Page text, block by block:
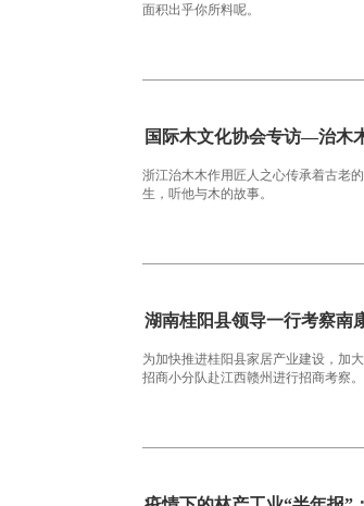
面积出乎你所料呢。
国际木文化协会专访—治木
浙江治木木作用匠人之心传承着古老
生，听他与木的故事。
湖南桂阳县领导一行考察南
为加快推进桂阳县家居产业建设，加
招商小分队赴江西赣州进行招商考察。